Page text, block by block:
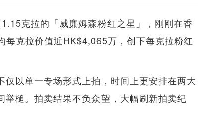
克拉的「威廉姆森粉红之星」，刚刚在香
克拉价值近HK$4,065万，创下每克拉粉红
以单一专场形式上拍，时间上更安排在两大
槌。拍卖结果不负众望，大幅刷新拍卖纪